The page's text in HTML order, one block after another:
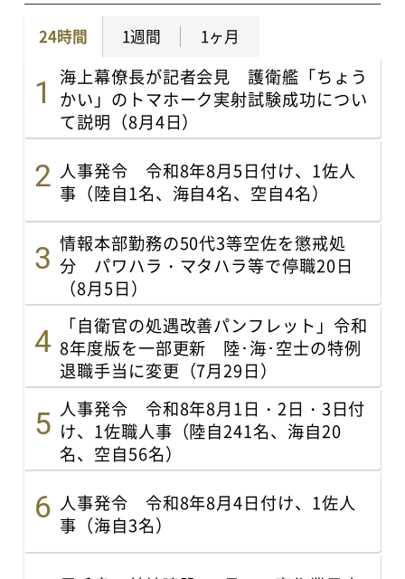
24時間 1週間 1ヶ月
海上幕僚長が記者会見 護衛艦「ちょう
かい」のトマホーク実射試験成功につい
て説明（8月4日）
人事発令 令和8年8月5日付け、1佐人
事（陸自1名、海自4名、空自4名）
情報本部勤務の50代3等空佐を懲戒処
分 パワハラ・マタハラ等で停職20日
（8月5日）
「自衛官の処遇改善パンフレット」令和
8年度版を一部更新 陸･海･空士の特例
退職手当に変更（7月29日）
人事発令 令和8年8月1日・2日・3日付
け、1佐職人事（陸自241名、海自20
名、空自56名）
人事発令 令和8年8月4日付け、1佐人
事（海自3名）